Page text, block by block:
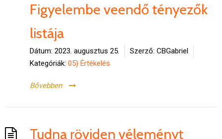
Figyelembe veendő tényezők
listája
Dátum: 2023. augusztus 25. Szerző: CBGabriel
Kategóriák: 05) Értékelés
Bővebben
Tudna röviden véleményt